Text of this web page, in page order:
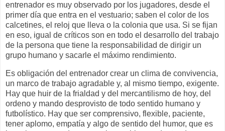
entrenador es muy observado por los jugadores, desde el
primer día que entra en el vestuario; saben el color de los
calcetines, el reloj que lleva o la colonia que usa. Si se fijan
en eso, igual de críticos son en todo el desarrollo del trabajo
de la persona que tiene la responsabilidad de dirigir un
grupo humano y sacarle el máximo rendimiento.
Es obligación del entrenador crear un clima de convivencia,
un marco de trabajo agradable y, al mismo tiempo, exigente.
Hay que huir de la frialdad y del mercantilismo de hoy, del
ordeno y mando desprovisto de todo sentido humano y
futbolístico. Hay que ser comprensivo, flexible, paciente,
tener aplomo, empatía y algo de sentido del humor, que es